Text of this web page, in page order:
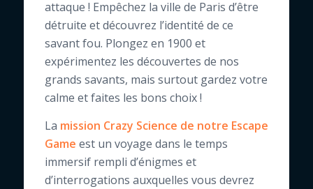
attaque ! Empêchez la ville de Paris d’être
détruite et découvrez l’identité de ce
savant fou. Plongez en 1900 et
expérimentez les découvertes de nos
grands savants, mais surtout gardez votre
calme et faites les bons choix !
La mission Crazy Science de notre Escape
Game est un voyage dans le temps
immersif rempli d’énigmes et
d’interrogations auxquelles vous devrez